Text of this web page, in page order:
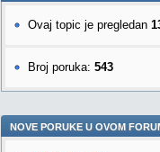
Ovaj topic je pregledan
Broj poruka: 543
NOVE PORUKE U OVOM